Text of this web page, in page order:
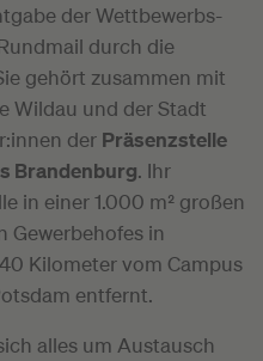
der Wettbewerbs-
durch die
gehört zusammen mit
Wildau und der Stadt
der Präsenzstelle
Brandenburg. Ihr
in einer 1.000 m² großen
Gewerbehofes in
Kilometer vom Campus
entfernt.
alles um Austausch